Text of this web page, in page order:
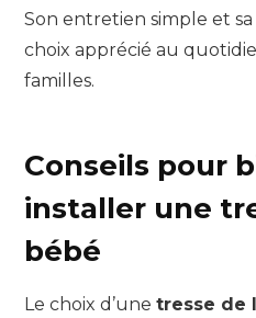
Son entretien simple et
choix apprécié au
familles.
Conseils pour
installer une
bébé
Le choix d’une tresse de